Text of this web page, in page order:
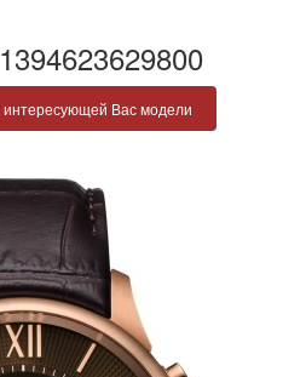
интересующей Вас модели